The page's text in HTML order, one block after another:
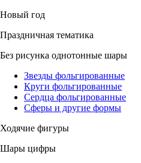
Новый год
Праздничная тематика
Без рисунка однотонные шары
Звезды фольгированные
Круги фольгированные
Сердца фольгированные
Сферы и другие формы
Ходячие фигуры
Шары цифры